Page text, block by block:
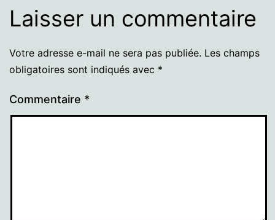
Laisser un commentaire
Votre adresse e-mail ne sera pas publiée. Les champs
obligatoires sont indiqués avec *
Commentaire *